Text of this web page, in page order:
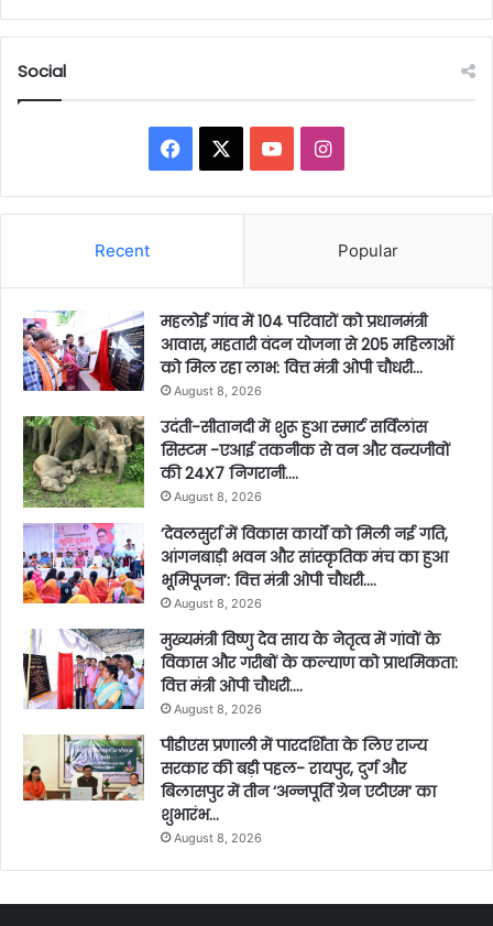
Social
Facebook YouTubeInstagram
Recent Popular
महलोई गांव में 104 परिवारों को प्रधानमंत्री
आवास, महतारी वंदन योजना से 205 महिलाओं
को मिल रहा लाभ: वित्त मंत्री ओपी चौधरी…
August 8, 2026
उदंती-सीतानदी में शुरू हुआ स्मार्ट सर्विलांस
सिस्टम -एआई तकनीक से वन और वन्यजीवों
की 24X7 निगरानी….
August 8, 2026
’देवलसुर्रा में विकास कार्यों को मिली नई गति,
आंगनबाड़ी भवन और सांस्कृतिक मंच का हुआ
भूमिपूजन’: वित्त मंत्री ओपी चौधरी….
August 8, 2026
मुख्यमंत्री विष्णु देव साय के नेतृत्व में गांवों के
विकास और गरीबों के कल्याण को प्राथमिकता:
वित्त मंत्री ओपी चौधरी….
August 8, 2026
पीडीएस प्रणाली में पारदर्शिता के लिए राज्य
सरकार की बड़ी पहल- रायपुर, दुर्ग और
बिलासपुर में तीन ‘अन्नपूर्ति ग्रेन एटीएम‘ का
शुभारंभ…
August 8, 2026